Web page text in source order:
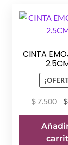
CINTA
$7.500
El$